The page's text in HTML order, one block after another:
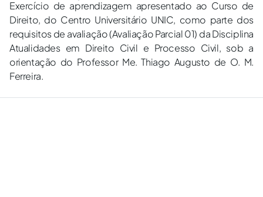
Exercício de aprendizagem apresentado ao Curso de
Direito, do Centro Universitário UNIC, como parte dos
requisitos de avaliação (Avaliação Parcial 01) da Disciplina
Atualidades em Direito Civil e Processo Civil, sob a
orientação do Professor Me. Thiago Augusto de O. M.
Ferreira.